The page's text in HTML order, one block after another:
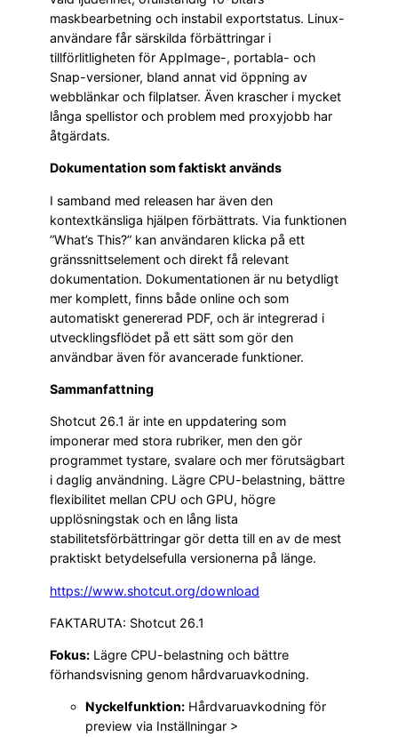
maskbearbetning och instabil exportstatus. Linux-
användare får särskilda förbättringar i
tillförlitligheten för AppImage-, portabla- och
Snap-versioner, bland annat vid öppning av
webblänkar och filplatser. Även krascher i mycket
långa spellistor och problem med proxyjobb har
åtgärdats.
Dokumentation som faktiskt används
I samband med releasen har även den
kontextkänsliga hjälpen förbättrats. Via funktionen
”What’s This?” kan användaren klicka på ett
gränssnittselement och direkt få relevant
dokumentation. Dokumentationen är nu betydligt
mer komplett, finns både online och som
automatiskt genererad PDF, och är integrerad i
utvecklingsflödet på ett sätt som gör den
användbar även för avancerade funktioner.
Sammanfattning
Shotcut 26.1 är inte en uppdatering som
imponerar med stora rubriker, men den gör
programmet tystare, svalare och mer förutsägbart
i daglig användning. Lägre CPU-belastning, bättre
flexibilitet mellan CPU och GPU, högre
upplösningstak och en lång lista
stabilitetsförbättringar gör detta till en av de mest
praktiskt betydelsefulla versionerna på länge.
https://www.shotcut.org/download
FAKTARUTA: Shotcut 26.1
Fokus: Lägre CPU-belastning och bättre
förhandsvisning genom hårdvaruavkodning.
Nyckelfunktion: Hårdvaruavkodning för
preview via Inställningar >